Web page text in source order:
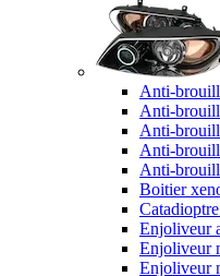
Anti-
Anti-
Anti-
Anti-
Anti-
Boitier
Enjoliveur
Enjoliveur
Enjoliveur